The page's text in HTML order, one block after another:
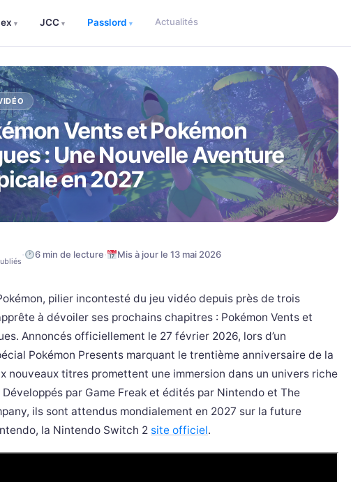
▾ JCC ▾ Passlord ▾ Actualités
Vents et Pokémon
: Une Nouvelle Aventure
en 2027
· 6 min de lecture· Mis à jour le 13 mai 2026
pilier incontesté du jeu vidéo depuis près de trois
à dévoiler ses prochains chapitres : Pokémon Vents et
Annoncés officiellement le 27 février 2026, lors d’un
Pokémon Presents marquant le trentième anniversaire de la
nouveaux titres promettent une immersion dans un univers riche
par Game Freak et édités par Nintendo et The
ils sont attendus mondialement en 2027 sur la future
la Nintendo Switch 2 site officiel.